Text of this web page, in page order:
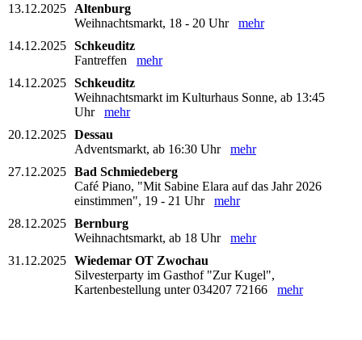
13.12.2025
Altenburg
Weihnachtsmarkt, 18 - 20 Uhr mehr
14.12.2025 Schkeuditz
Fantreffen mehr
14.12.2025 Schkeuditz
Weihnachtsmarkt im Kulturhaus Sonne, ab 13:45
Uhr mehr
20.12.2025 Dessau
Adventsmarkt, ab 16:30 Uhr mehr
27.12.2025 Bad Schmiedeberg
Café Piano, "Mit Sabine Elara auf das Jahr 2026
einstimmen", 19 - 21 Uhr mehr
28.12.2025 Bernburg
Weihnachtsmarkt, ab 18 Uhr mehr
31.12.2025 Wiedemar OT Zwochau
Silvesterparty im Gasthof "Zur Kugel",
Kartenbestellung unter 034207 72166 mehr